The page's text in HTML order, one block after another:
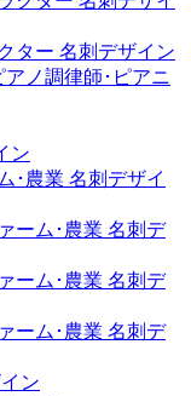
ター 名刺デザイン
アノ調律師･ピアニ
ン
･農業 名刺デザイ
ーム･農業 名刺デ
ーム･農業 名刺デ
ーム･農業 名刺デ
ン